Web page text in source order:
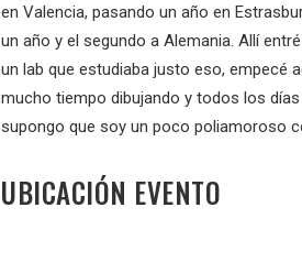
en Valencia, pasando un año en
un año y el segundo a Alemania. Allí
un lab que estudiaba justo eso, empecé
mucho tiempo dibujando y todos los
supongo que soy un poco poliamoroso
UBICACIÓN EVENTO